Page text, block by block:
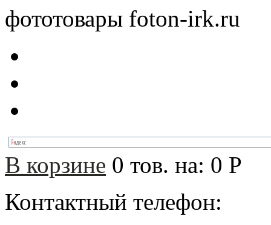
фототовары foton-irk.ru
В корзине 0 тов. на: 0 Р
Контактный телефон: